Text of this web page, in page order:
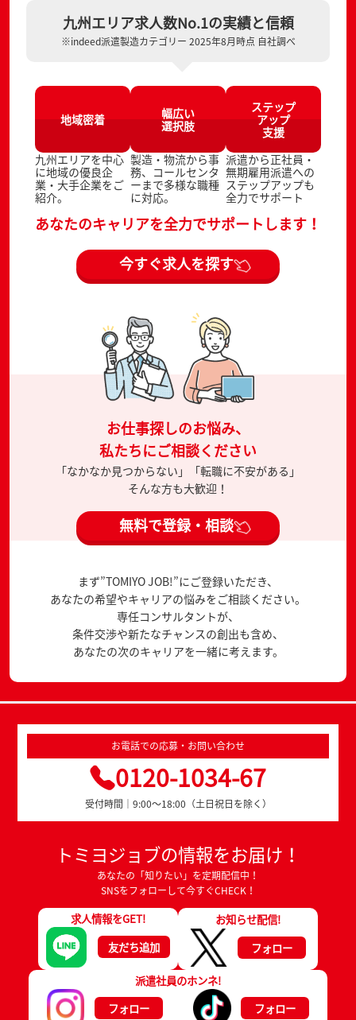
九州エリア求人数No.1の実績と信頼
※indeed派遣製造カテゴリー 2025年8月時点 自社調べ
地域密着
九州エリアを中心
に地域の優良企
業・大手企業をご
紹介。
幅広い
選択肢
製造・物流から事
務、コールセンタ
ーまで多様な職種
に対応。
ステップ
アップ
支援
派遣から正社員・
無期雇用派遣への
ステップアップも
全力でサポート
あなたのキャリアを全力でサポートします！
今すぐ求人を探す
お仕事探しのお悩み、
私たちにご相談ください
「なかなか見つからない」「転職に不安がある」
そんな方も大歓迎！
無料で登録・相談
まず”TOMIYO JOB!”にご登録いただき、
あなたの希望やキャリアの悩みをご相談ください。
専任コンサルタントが、
条件交渉や新たなチャンスの創出も含め、
あなたの次のキャリアを一緒に考えます。
お電話での応募・お問い合わせ
0120-1034-67
受付時間｜9:00～18:00（土日祝日を除く）
トミヨジョブの情報をお届け！
あなたの「知りたい」を定期配信中！
SNSをフォローして今すぐCHECK！
求人情報をGET!
友だち追加
お知らせ配信!
フォロー
派遣社員のホンネ!
フォロー
フォロー